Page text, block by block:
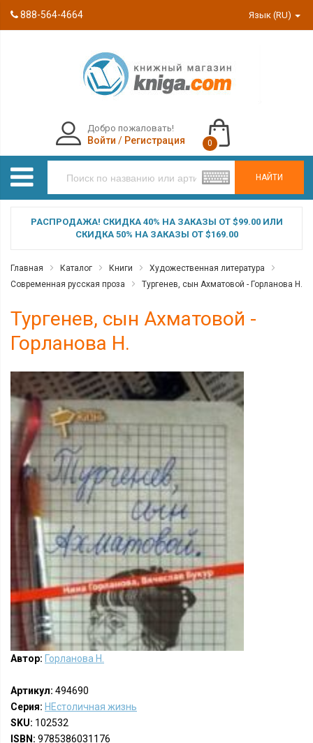
888-564-4664 Язык (RU)
НАЙТИ
Добро пожаловать!
Войти / Регистрация 0
РАСПРОДАЖА! СКИДКА 40% НА ЗАКАЗЫ ОТ $99.00 ИЛИ
СКИДКА 50% НА ЗАКАЗЫ ОТ $169.00
Главная Каталог Книги
Художественная литература
Современная русская проза
Тургенев, сын Ахматовой - Горланова Н.
Тургенев, сын Ахматовой -
Горланова Н.
Автор: Горланова Н.
Артикул: 494690
Серия: НЕстоличная жизнь
SKU: 102532
ISBN: 9785386031176